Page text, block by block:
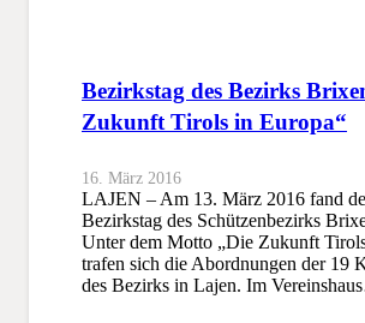
Bezirkstag des Bezirks
Zukunft Tirols in Europa“
16. März 2016
LAJEN – Am 13. März 2016 fand
Bezirkstag des Schützenbezirks
Unter dem Motto „Die Zukunft
trafen sich die Abordnungen der 19
des Bezirks in Lajen. Im